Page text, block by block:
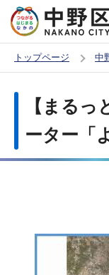
の
ー
トップページ 中
か
【まる
ーター「